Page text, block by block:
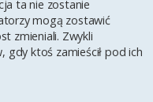
ta nie zostanie
mogą zostawić
zmieniali. Zwykli
gdy ktoś zamieścił pod ich